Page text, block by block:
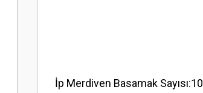
İp Merdiven Basamak Sayısı:10